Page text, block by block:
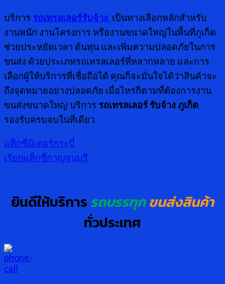
บริการ รถเทรลเลอร์รับจ้าง เป็นทางเลือกหลักสำหรับ
งานหนัก งานโครงการ หรืองานขนาดใหญ่ในพื้นที่ภูเก็ต
ช่วยประหยัดเวลา ต้นทุน และเพิ่มความปลอดภัยในการ
ขนส่ง ด้วยประเภทรถเทรลเลอร์ที่หลากหลาย และการ
เลือกผู้ให้บริการที่เชื่อถือได้ คุณก็จะมั่นใจได้ว่าสินค้าจะ
ถึงจุดหมายอย่างปลอดภัย เมื่อไหร่ก็ตามที่ต้องการงาน
ขนส่งขนาดใหญ่ บริการ รถเทรลเลอร์ รับจ้าง ภูเก็ต
รองรับครบจบในที่เดียว
แท็กซี่มิเตอร์กระบี่
เรียกแท็กซี่กาญจนบุรี
ยินดีให้บริการรถบรรทุกขนส่งสินค้า
ทั่วประเทศ